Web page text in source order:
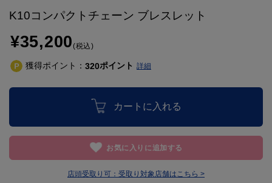
K10コンパクトチェーン ブレスレット
¥35,200(税込)
獲得ポイント： 320ポイント 詳細
カートに入れる
お気に入りに追加する
店頭受取り可： 受取り対象店舗はこちら >